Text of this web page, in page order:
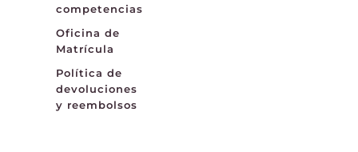
competencias
Oficina de
Matrícula
Política de
devoluciones
y reembolsos